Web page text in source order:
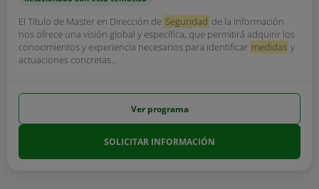
El Título de Master en Dirección de Seguridad de la Información
nos ofrece una visión global y específica, que permitirá adquirir los
conocimientos y experiencia necesarios para identificar medidas y
actuaciones concretas...
Ver programa
SOLICITAR INFORMACIÓN